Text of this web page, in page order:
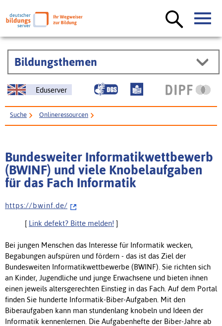
Bildungsthemen
Eduserver
Suche Onlineressourcen
Bundesweiter Informatikwettbewerb
(BWINF) und viele Knobelaufgaben
für das Fach Informatik
h t t p s : / / b w i n f . d e /
[ Link defekt? Bitte melden! ]
Bei jungen Menschen das Interesse für Informatik wecken,
Begabungen aufspüren und fördern - das ist das Ziel der
Bundesweiten Informatikwettbewerbe (BWINF). Sie richten sich
an Kinder, Jugendliche und junge Erwachsene und bieten ihnen
einen jeweils altersgerechten Einstieg in das Fach. Auf dem Portal
finden Sie hunderte Informatik-Biber-Aufgaben. Mit den
Biberaufgaben kann man stundenlang knobeln und Ideen der
Informatik kennenlernen. Die Aufgabenhefte der Biber-Jahre ab